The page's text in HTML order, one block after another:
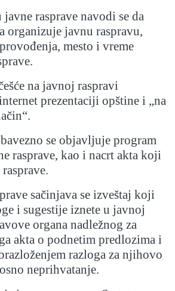
rasprave navodi se da
organizuje javnu raspravu,
mesto i vreme
na javnoj raspravi
prezentaciji opštine i „na
se objavljuje program
rasprave, kao i nacrt akta koji
sačinjava se izveštaj koji
i sugestije iznete u javnoj
organa nadležnog za
akta o podnetim predlozima i
razloga za njihovo
neprihvatanje.